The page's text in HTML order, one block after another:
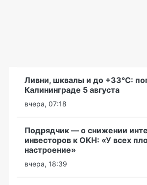
Ливни, шквалы и до +33°С:
Калининграде 5 августа
вчера, 07:18
Подрядчик — о снижении
инвесторов к ОКН: «У всех
настроение»
вчера, 18:39